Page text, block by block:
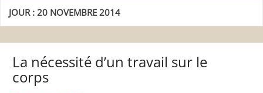
JOUR :20 NOVEMBRE 2014
La nécessité d’un travail sur le
corps